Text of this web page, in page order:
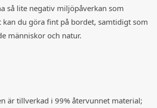
så lite negativ miljöpåverkan som
kan du göra fint på bordet, samtidigt som
människor och natur.
är tillverkad i 99% återvunnet material;